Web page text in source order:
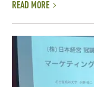
READ MORE